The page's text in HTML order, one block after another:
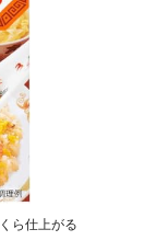
ら仕上がる